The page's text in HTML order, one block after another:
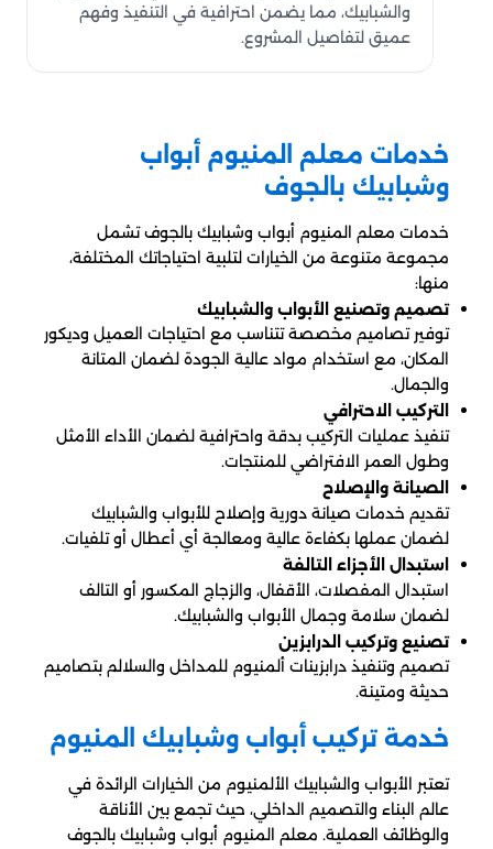
والشبابيك، مما يضمن احترافية في التنفيذ وفهم
عميق لتفاصيل المشروع.
خدمات معلم المنيوم أبواب
وشبابيك بالجوف
خدمات معلم المنيوم أبواب وشبابيك بالجوف تشمل
مجموعة متنوعة من الخيارات لتلبية احتياجاتك المختلفة،
منها:
تصميم وتصنيع الأبواب والشبابيك
توفير تصاميم مخصصة تتناسب مع احتياجات العميل وديكور
المكان، مع استخدام مواد عالية الجودة لضمان المتانة
والجمال.
التركيب الاحترافي
تنفيذ عمليات التركيب بدقة واحترافية لضمان الأداء الأمثل
وطول العمر الافتراضي للمنتجات.
الصيانة والإصلاح
تقديم خدمات صيانة دورية وإصلاح للأبواب والشبابيك
لضمان عملها بكفاءة عالية ومعالجة أي أعطال أو تلفيات.
استبدال الأجزاء التالفة
استبدال المفصلات، الأقفال، والزجاج المكسور أو التالف
لضمان سلامة وجمال الأبواب والشبابيك.
تصنيع وتركيب الدرابزين
تصميم وتنفيذ درابزينات ألمنيوم للمداخل والسلالم بتصاميم
حديثة ومتينة.
خدمة تركيب أبواب وشبابيك المنيوم
تعتبر الأبواب والشبابيك الألمنيوم من الخيارات الرائدة في
عالم البناء والتصميم الداخلي، حيث تجمع بين الأناقة
والوظائف العملية. معلم المنيوم أبواب وشبابيك بالجوف